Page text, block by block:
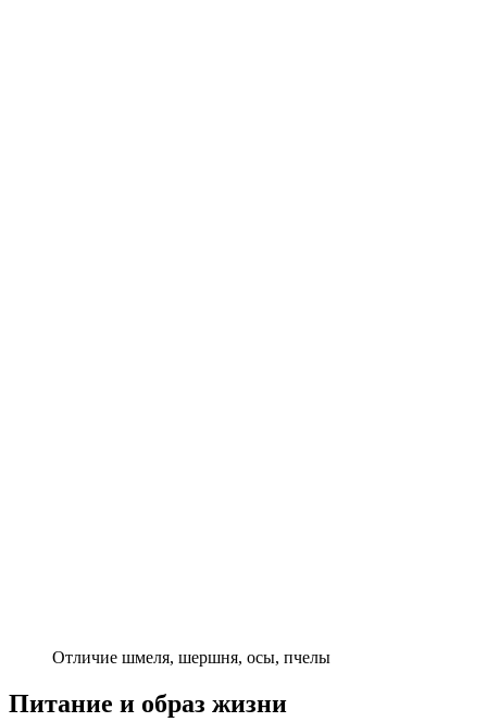
Отличие шмеля, шершня, осы, пчелы
Питание и образ жизни